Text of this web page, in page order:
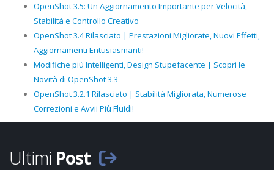
OpenShot 3.5: Un Aggiornamento Importante per Velocità,
Stabilità e Controllo Creativo
OpenShot 3.4 Rilasciato | Prestazioni Migliorate, Nuovi Effetti,
Aggiornamenti Entusiasmanti!
Modifiche più Intelligenti, Design Stupefacente | Scopri le
Novità di OpenShot 3.3
OpenShot 3.2.1 Rilasciato | Stabilità Migliorata, Numerose
Correzioni e Avvii Più Fluidi!
Ultimi Post